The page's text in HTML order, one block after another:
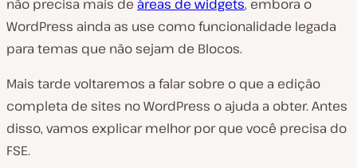
não precisa mais de áreas de widgets, embora o
WordPress ainda as use como funcionalidade legada
para temas que não sejam de Blocos.
Mais tarde voltaremos a falar sobre o que a edição
completa de sites no WordPress o ajuda a obter. Antes
disso, vamos explicar melhor por que você precisa do
FSE.